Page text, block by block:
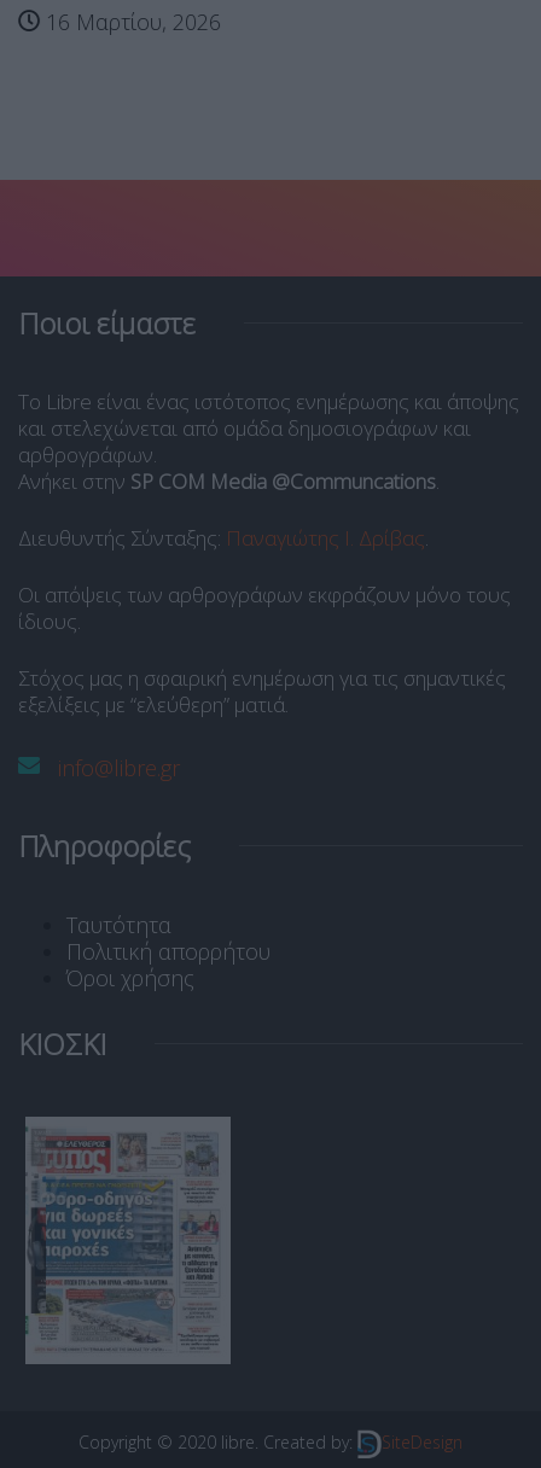
16 Μαρτίου, 2026
Ποιοι είμαστε
Το Libre είναι ένας ιστότοπος ενημέρωσης και άποψης
και στελεχώνεται από ομάδα δημοσιογράφων και
αρθρογράφων.
Ανήκει στην SP COM Media @Communcations.
Διευθυντής Σύνταξης: Παναγιώτης Ι. Δρίβας.
Οι απόψεις των αρθρογράφων εκφράζουν μόνο τους
ίδιους.
Στόχος μας η σφαιρική ενημέρωση για τις σημαντικές
εξελίξεις με “ελεύθερη” ματιά.
info@libre.gr
Πληροφορίες
Ταυτότητα
Πολιτική απορρήτου
Όροι χρήσης
ΚΙΟΣΚΙ
Copyright © 2020 libre. Created by: SiteDesign